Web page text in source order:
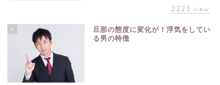
2223 view
4
旦那の態度に変化が！浮気をしてい
る男の特徴